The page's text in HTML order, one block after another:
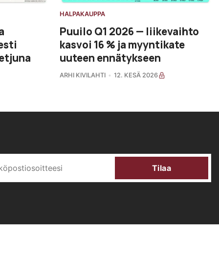
HALPAKAUPPA
Puuilo Q1 2026 — liikevaihto
kasvoi 16 % ja myyntikate
uuteen ennätykseen
ARHI KIVILAHTI 12. KESÄ 2026
Tilaa